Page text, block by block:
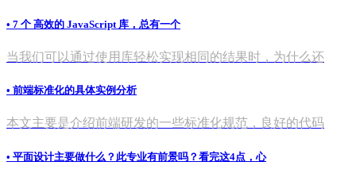
• 7 个 高效的 JavaScript 库，总有一个
当我们可以通过使用库轻松实现相同的结果时，为什么还
• 前端标准化的具体实例分析
本文主要是介绍前端研发的一些标准化规范，良好的代码
• 平面设计主要做什么？此专业有前景吗？看完这4点，心